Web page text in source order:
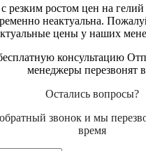
резким ростом цен на гелий
неактуальна.
цены у наших
консультацию
менеджеры перезвонят
Остались вопросы?
звонок и мы
время